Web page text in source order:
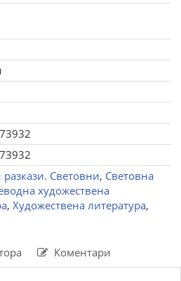
Световни, Световна
художествена
, Художествена литература,
Коментари